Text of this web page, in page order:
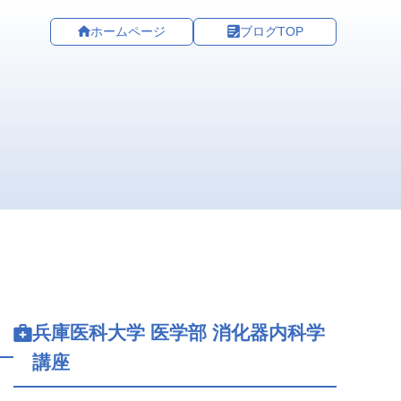
ホームページ ブログTOP
兵庫医科大学 医学部 消化器内科学
講座